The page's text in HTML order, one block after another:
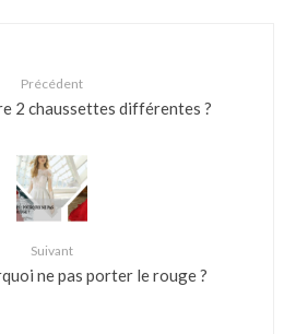
Précédent
2 chaussettes différentes ?
Suivant
ne pas porter le rouge ?